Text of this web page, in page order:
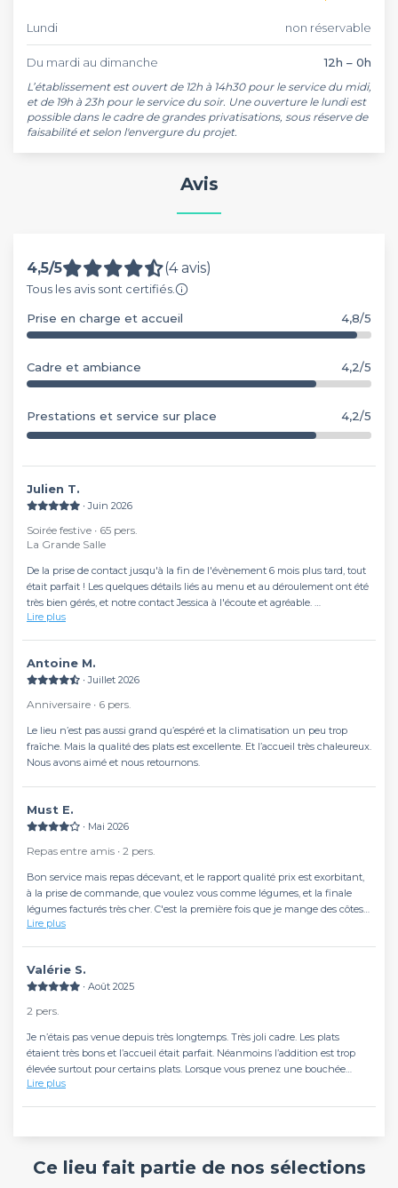
Lundi non réservable
Du mardi au dimanche 12h – 0h
L’établissement est ouvert de 12h à 14h30 pour le service du midi,
et de 19h à 23h pour le service du soir. Une ouverture le lundi est
possible dans le cadre de grandes privatisations, sous réserve de
faisabilité et selon l'envergure du projet.
Avis
4,5/5 (4 avis)
Tous les avis sont certifiés.
Prise en charge et accueil 4,8/5
Cadre et ambiance 4,2/5
Prestations et service sur place 4,2/5
Julien T.
∙ Juin 2026
Soirée festive ∙ 65 pers.
La Grande Salle
De la prise de contact jusqu'à la fin de l'évènement 6 mois plus tard, tout
était parfait ! Les quelques détails liés au menu et au déroulement ont été
très bien gérés, et notre contact Jessica à l'écoute et agréable.
convives. A l'arrive le jour J, nous avons été accueilli chaleureusement et
professionellement, l'équipe du Président est aux petits soins.
déroulement de l'évènement et aux détails esthétiques et
organisationnels. Nous avions l'impression que (presque) tout était
possible !
continue en faisant attention aux différentes étapes de notre repas. Tout
était très bon et nous nous sommes régalés. Nous avons pu prendre notre
quelques photos.
Merci encore à Jessica et aux équipes du restaurant, vous avez rendu
notre célébration de mariage inoubliable ! Je recommande fortement ce
lieu si vous souhaitez créer un évènement un peu différent.
Lire plus
Antoine M.
∙ Juillet 2026
Anniversaire ∙ 6 pers.
Le lieu n’est pas aussi grand qu’espéré et la climatisation un peu trop
fraîche. Mais la qualité des plats est excellente. Et l’accueil très chaleureux.
Nous avons aimé et nous retournons.
Must E.
∙ Mai 2026
Repas entre amis ∙ 2 pers.
Bon service mais repas décevant, et le rapport qualité prix est exorbitant,
à la prise de commande, que voulez vous comme légumes, et la finale
légumes facturés très cher. C'est la première fois que je mange des côtes
d'agneau avec chapelure. Bizarre.
Lire plus
Valérie S.
∙ Août 2025
2 pers.
Je n’étais pas venue depuis très longtemps. Très joli cadre. Les plats
étaient très bons et l’accueil était parfait. Néanmoins l’addition est trop
élevée surtout pour certains plats. Lorsque vous prenez une bouchée
vapeur et que vous avez 2 petites bouchées pour 8,9€, c’est exagéré.
Lire plus
Ce lieu fait partie de nos sélections